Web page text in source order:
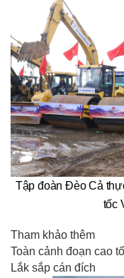
Tập đoàn Đèo Cả
tốc
Tham khảo thêm
Toàn cảnh đoạn cao
Lắk sắp cán đích